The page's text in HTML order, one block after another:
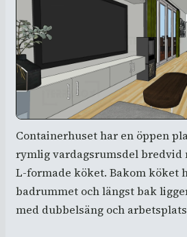
Containerhuset har en öppen
rymlig vardagsrumsdel bredvid
L-formade köket. Bakom köket
badrummet och längst bak
med dubbelsäng och